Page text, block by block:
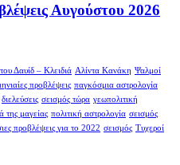
Αυγούστου 2026
Δαυίδ – Κλειδιά Αλίντα Κανάκη Ψαλμοί
προβλέψεις παγκόσμια αστρολογία
διελεύσεις σεισμός τώρα γεωπολιτική
της μαγείας πολιτική αστρολογία σεισμός
προβλέψεις για το 2022 σεισμός Τυχεροί